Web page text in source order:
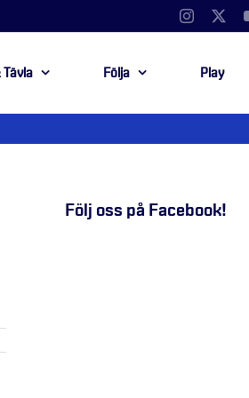
Instagram
Tävla Följa Play
Följ oss på Facebook!